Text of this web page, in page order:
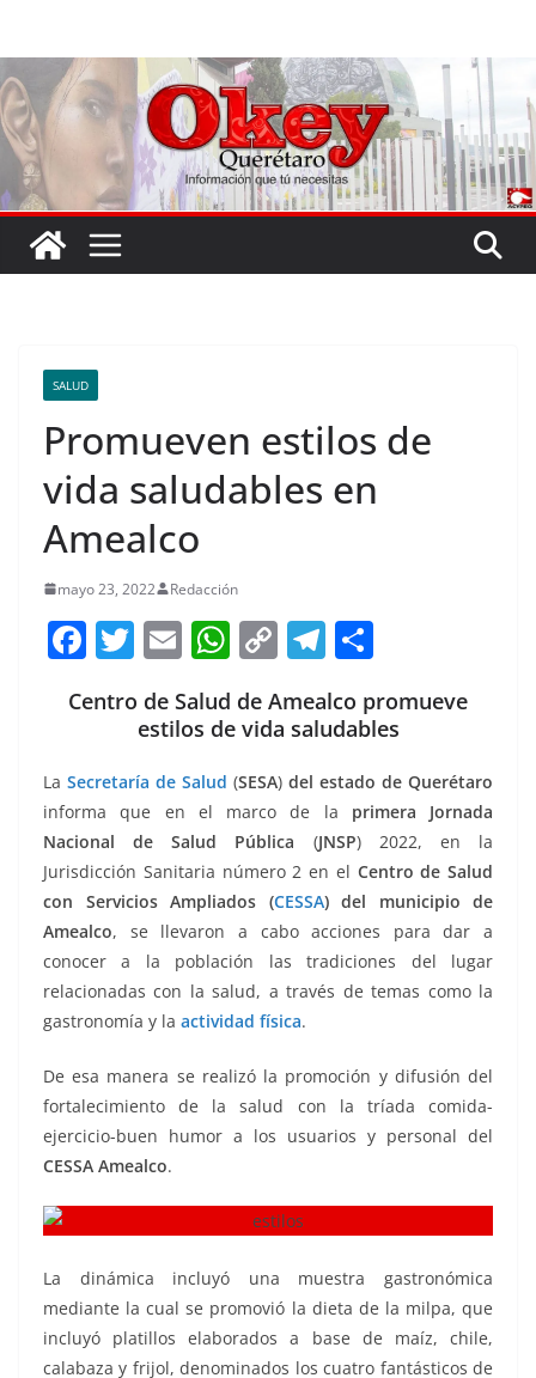
contenido
SALUD
Promueven estilos de
vida saludables en
Amealco
mayo 23, 2022 Redacción
F
c
b
o
o
k
T
itt
er
E
ai
l
W
at
s
A
p
p
C
p
y
Li
n
k
T
e
gr
a
m
ar
e
Centro de Salud de Amealco promueve
estilos de vida saludables
La Secretaría de Salud (SESA) del estado de Querétaro
informa que en el marco de la primera Jornada
Nacional de Salud Pública (JNSP) 2022, en la
Jurisdicción Sanitaria número 2 en el Centro de Salud
con Servicios Ampliados (CESSA) del municipio de
Amealco, se llevaron a cabo acciones para dar a
conocer a la población las tradiciones del lugar
relacionadas con la salud, a través de temas como la
gastronomía y la actividad física.
De esa manera se realizó la promoción y difusión del
fortalecimiento de la salud con la tríada comida-
ejercicio-buen humor a los usuarios y personal del
CESSA Amealco.
La dinámica incluyó una muestra gastronómica
mediante la cual se promovió la dieta de la milpa, que
incluyó platillos elaborados a base de maíz, chile,
calabaza y frijol, denominados los cuatro fantásticos de